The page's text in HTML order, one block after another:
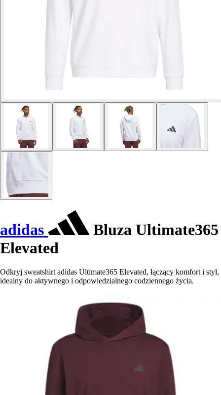
adidas
Bluza Ultimate365
Elevated
Odkryj sweatshirt adidas Ultimate365 Elevated, łączący komfort i styl,
idealny do aktywnego i odpowiedzialnego codziennego życia.